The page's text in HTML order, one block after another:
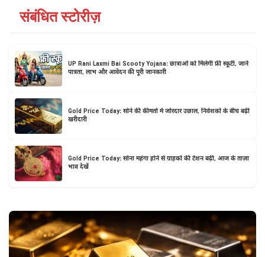
संबंधित स्टोरीज़
UP Rani Laxmi Bai Scooty Yojana: छात्राओं को मिलेगी फ्री स्कूटी, जानें
पात्रता, लाभ और आवेदन की पूरी जानकारी
Gold Price Today: सोने की कीमतों में जोरदार उछाल, निवेशकों के बीच बढ़ी
खरीदारी
Gold Price Today: सोना महंगा होने से ग्राहकों की टेंशन बढ़ी, आज के ताज़ा
भाव देखें